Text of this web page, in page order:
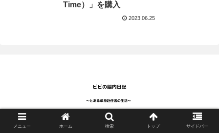
Time）」を購入
2023.06.25
Copyright © 2023 ビビの部屋 All Rights Reserved.
メニュー ホーム 検索 トップ サイドバー